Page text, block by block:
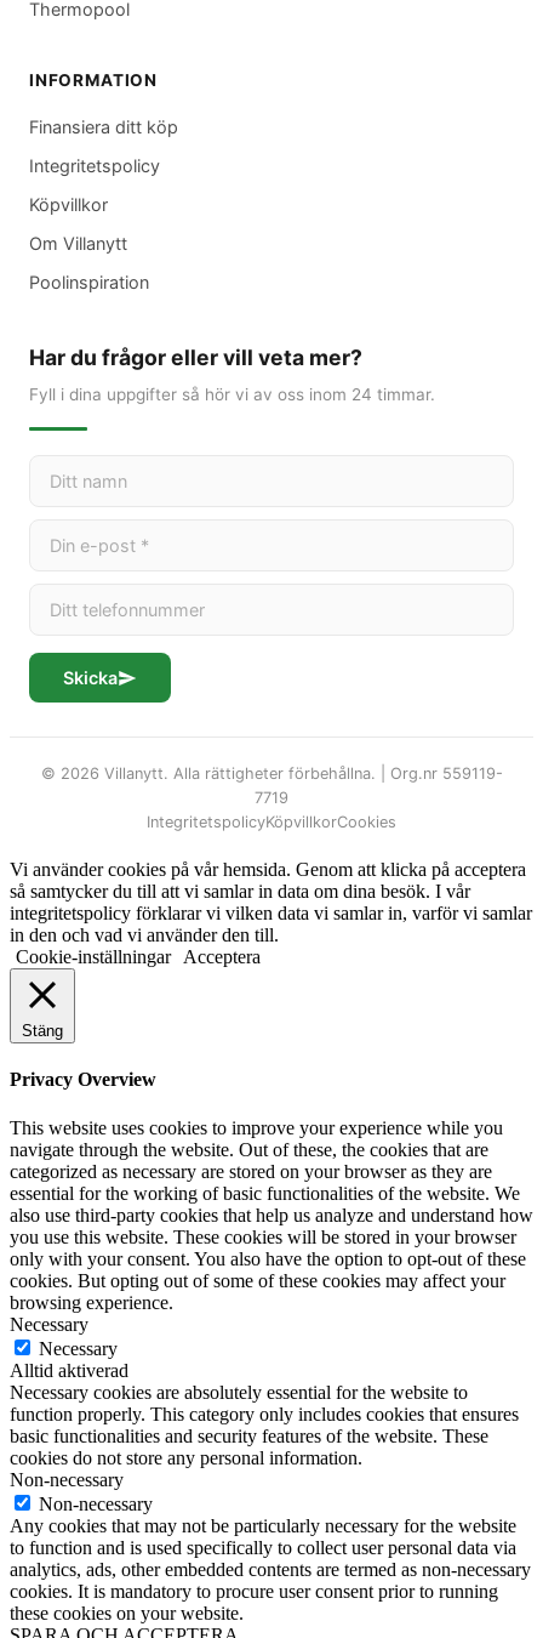
Thermopool
INFORMATION
Finansiera ditt köp
Integritetspolicy
Köpvillkor
Om Villanytt
Poolinspiration
Har du frågor eller vill veta mer?
Fyll i dina uppgifter så hör vi av oss inom 24 timmar.
Skicka
© 2026 Villanytt. Alla rättigheter förbehållna. | Org.nr 559119-
7719
IntegritetspolicyKöpvillkorCookies
Vi använder cookies på vår hemsida. Genom att klicka på acceptera
så samtycker du till att vi samlar in data om dina besök. I vår
integritetspolicy förklarar vi vilken data vi samlar in, varför vi samlar
in den och vad vi använder den till.
Cookie-inställningar
Acceptera
Stäng
Privacy Overview
This website uses cookies to improve your experience while you
navigate through the website. Out of these, the cookies that are
categorized as necessary are stored on your browser as they are
essential for the working of basic functionalities of the website. We
also use third-party cookies that help us analyze and understand how
you use this website. These cookies will be stored in your browser
only with your consent. You also have the option to opt-out of these
cookies. But opting out of some of these cookies may affect your
browsing experience.
Necessary
Necessary
Alltid aktiverad
Necessary cookies are absolutely essential for the website to
function properly. This category only includes cookies that ensures
basic functionalities and security features of the website. These
cookies do not store any personal information.
Non-necessary
Non-necessary
Any cookies that may not be particularly necessary for the website
to function and is used specifically to collect user personal data via
analytics, ads, other embedded contents are termed as non-necessary
cookies. It is mandatory to procure user consent prior to running
these cookies on your website.